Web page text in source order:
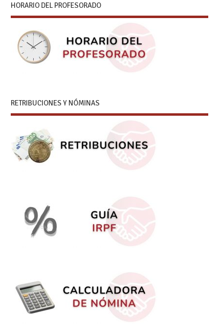
HORARIO DEL PROFESORADO
RETRIBUCIONES Y NÓMINAS